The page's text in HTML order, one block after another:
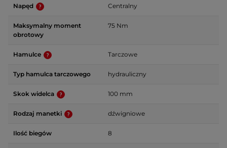
Napęd Centralny
Maksymalny moment
obrotowy
75 Nm
Hamulce Tarczowe
Typ hamulca tarczowego hydrauliczny
Skok widelca 100 mm
Rodzaj manetki dźwigniowe
Ilość biegów 8